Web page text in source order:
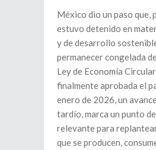
México dio un paso que,
estuvo detenido en
y de desarrollo
permanecer congelada
Ley de Economía
finalmente aprobada el
enero de 2026, un
tardío, marca un punto
relevante para
que se producen,